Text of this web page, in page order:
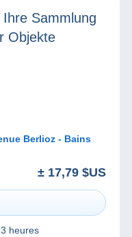
Sammlung
Objekte
Berlioz - Bains
± 17,79 $US
heures